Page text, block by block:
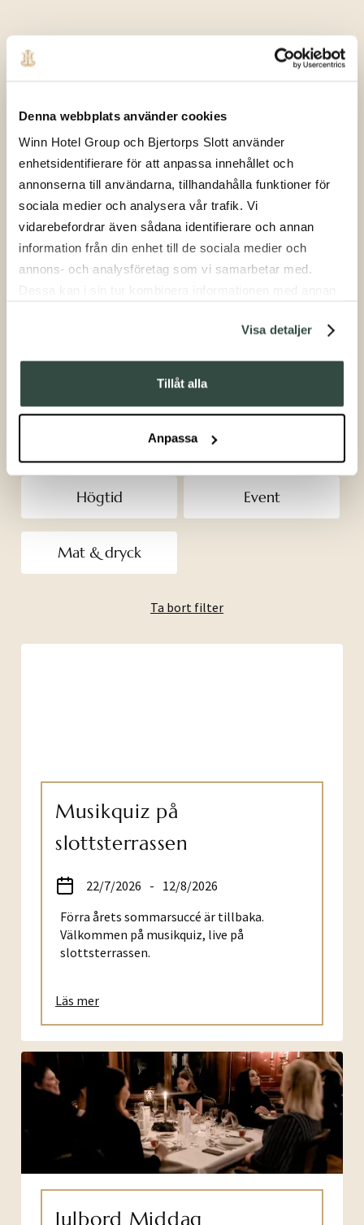
Denna webbplats använder cookies
Winn Hotel Group och Bjertorps Slott använder
enhetsidentifierare för att anpassa innehållet och
annonserna till användarna, tillhandahålla funktioner för
sociala medier och analysera vår trafik. Vi
vidarebefordrar även sådana identifierare och annan
information från din enhet till de sociala medier och
annons- och analysföretag som vi samarbetar med.
samlat in när du har använt deras tjänster.Visa detaljer
Tillåt alla
Anpassa
Eventkalender
Vi gillar god mat, musik, historia, lokala upplevelser och
en levande landsbygd. Därför anordnar vi ofta något extra,
Högtid Event
Mat & dryck
Ta bort filter
Musikquiz på
slottsterrassen
22/7/2026 - 12/8/2026
Förra årets sommarsuccé är tillbaka.
Välkommen på musikquiz, live på
slottsterrassen.
Läs mer
Julbord Middag